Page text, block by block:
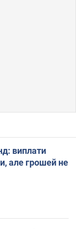
виплати
але грошей не